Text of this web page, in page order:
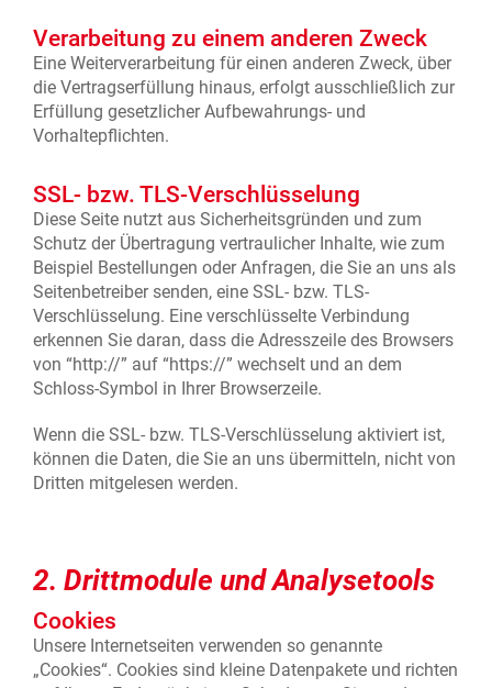
Verarbeitung zu einem anderen Zweck
Eine Weiterverarbeitung für einen anderen Zweck, über
die Vertragserfüllung hinaus, erfolgt ausschließlich zur
Erfüllung gesetzlicher Aufbewahrungs- und
Vorhaltepflichten.
SSL- bzw. TLS-Verschlüsselung
Diese Seite nutzt aus Sicherheitsgründen und zum
Schutz der Übertragung vertraulicher Inhalte, wie zum
Beispiel Bestellungen oder Anfragen, die Sie an uns als
Seitenbetreiber senden, eine SSL- bzw. TLS-
Verschlüsselung. Eine verschlüsselte Verbindung
erkennen Sie daran, dass die Adresszeile des Browsers
von “http://” auf “https://” wechselt und an dem
Schloss-Symbol in Ihrer Browserzeile.
Wenn die SSL- bzw. TLS-Verschlüsselung aktiviert ist,
können die Daten, die Sie an uns übermitteln, nicht von
Dritten mitgelesen werden.
2. Drittmodule und Analysetools
Cookies
Unsere Internetseiten verwenden so genannte
„Cookies“. Cookies sind kleine Datenpakete und richten